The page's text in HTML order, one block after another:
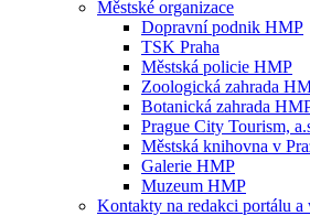
Městské organizace
Dopravní podnik HMP
TSK Praha
Městská policie HMP
Zoologická zahrada
Botanická zahrada
Prague City Tourism,
Městská knihovna v
Galerie HMP
Muzeum HMP
Kontakty na redakci portálu a